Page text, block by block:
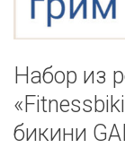
Набор из
бикини